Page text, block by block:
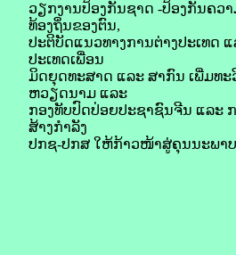
ວຽກງານປ້ອງກັນຊາດ -ປ້ອງກັນຄວ
ທ້ອງຖິ່ນຂອງຕົນ,
ປະຕິບັດແນວທາງການຕ່າງປະເທດ
ປະເທດເພື່ອນ
ມິດຍຸດທະສາດ ແລະ ສາກົນ ເພີ່ມທ
ຫວຽດນາມ ແລະ
ກອງທັບປົດປ່ອຍປະຊາຊົນຈີນ ແລະ
ສ້າງກໍາລັງ
ປກຊ-ປກສ ໃຫ້ກ້າວໜ້າສູ່ຄຸນນະພາ